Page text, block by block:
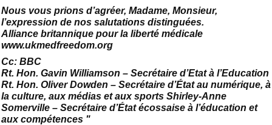
Nous vous prions d’agréer, Madame, Monsieur,
l’expression de nos salutations distinguées.
Alliance britannique pour la liberté médicale
www.ukmedfreedom.org
Cc: BBC
Rt. Hon. Gavin Williamson – Secrétaire d’Etat à l’Education
Rt. Hon. Oliver Dowden – Secrétaire d’État au numérique, à
la culture, aux médias et aux sports Shirley-Anne
Somerville – Secrétaire d’État écossaise à l’éducation et
aux compétences "